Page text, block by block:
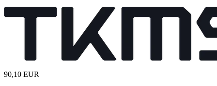
90,10 EUR